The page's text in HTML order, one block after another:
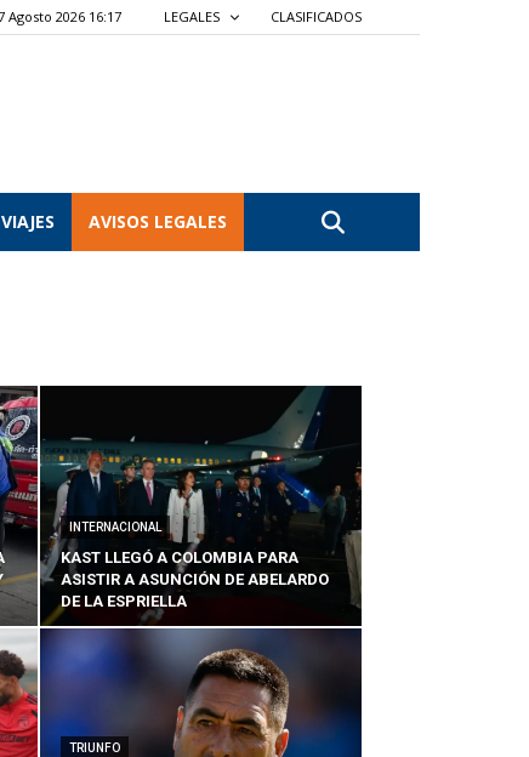
Agosto 2026 16:17 LEGALES CLASIFICADOS
VIAJES AVISOS LEGALES
INTERNACIONAL
KAST LLEGÓ A COLOMBIA PARA
ASISTIR A ASUNCIÓN DE ABELARDO
DE LA ESPRIELLA
TRIUNFO